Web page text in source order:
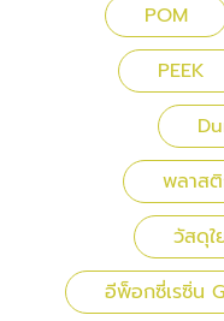
POM
PEEK
พลาส
วัสดุ
อีพ็อกซี่เรซิ่น